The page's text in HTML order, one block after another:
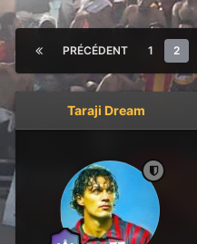
PRÉCÉDENT 1 2
Taraji Dream